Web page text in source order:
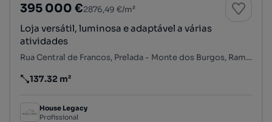
395 000 €2876,49 €/m²
Loja versátil, luminosa e adaptável a várias
atividades
Rua Central de Francos, Prelada - Monte dos Burgos, Ramalde, Porto, Porto
Preço por metro quadrado
137.32 m²
House Legacy
Profissional